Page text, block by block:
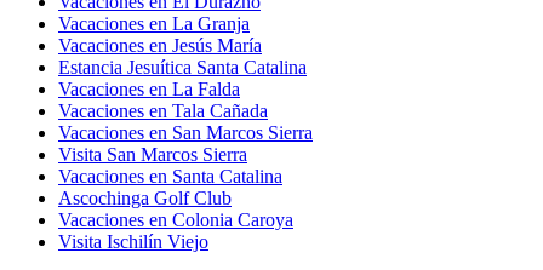
Vacaciones en La Granja
Vacaciones en Jesús María
Estancia Jesuítica Santa Catalina
Vacaciones en La Falda
Vacaciones en Tala Cañada
Vacaciones en San Marcos Sierra
Visita San Marcos Sierra
Vacaciones en Santa Catalina
Ascochinga Golf Club
Vacaciones en Colonia Caroya
Visita Ischilín Viejo